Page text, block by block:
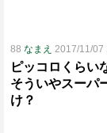
88 なまえ 2017/11/07
ピッコロくらい
そういやスーパ
け？